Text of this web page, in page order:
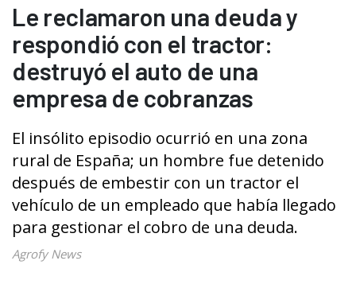
Le reclamaron una deuda y
respondió con el tractor:
destruyó el auto de una
empresa de cobranzas
El insólito episodio ocurrió en una zona
rural de España; un hombre fue detenido
después de embestir con un tractor el
vehículo de un empleado que había llegado
para gestionar el cobro de una deuda.
Agrofy News